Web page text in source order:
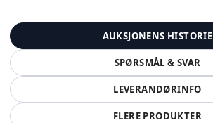
AUKSJONENS HISTORIE
SPØRSMÅL & SVAR
LEVERANDØRINFO
FLERE PRODUKTER